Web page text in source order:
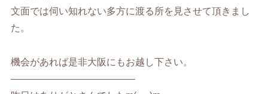
文面では伺い知れない多方に渡る所を見させて頂きまし
た。
機会があれば是非大阪にもお越し下さい。
—————————————